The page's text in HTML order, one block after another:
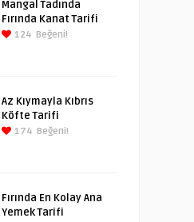
Mangal Tadında
Fırında Kanat Tarifi
124 Beğeni!
Az Kıymayla Kıbrıs
Köfte Tarifi
174 Beğeni!
Fırında En Kolay Ana
Yemek Tarifi